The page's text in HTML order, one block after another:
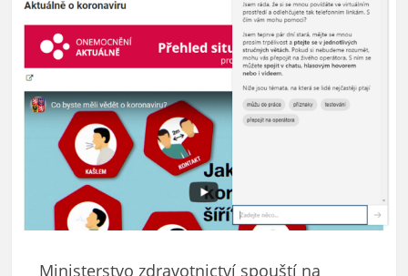
Ministerstvo zdravotnictví spouští na